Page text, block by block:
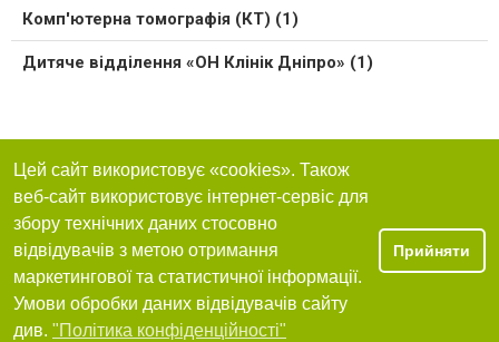
Комп'ютерна томографія (КТ) (1)
Дитяче відділення «ОН Клінік Дніпро» (1)
Цей сайт використовує «cookies». Також
веб-сайт використовує інтернет-сервіс для
збору технічних даних стосовно
відвідувачів з метою отримання
маркетингової та статистичної інформації.
Умови обробки даних відвідувачів сайту
див. "Політика конфіденційності"
Прийняти